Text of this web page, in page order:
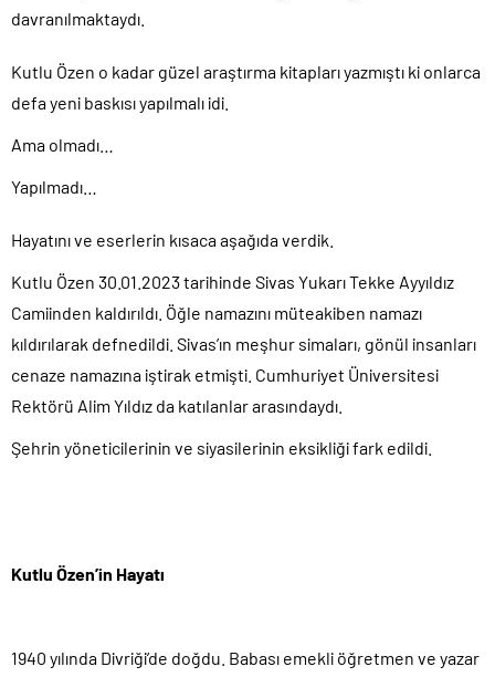
davranılmaktaydı.
Kutlu Özen o kadar güzel araştırma kitapları yazmıştı ki onlarca
defa yeni baskısı yapılmalı idi.
Ama olmadı…
Yapılmadı…
Hayatını ve eserlerin kısaca aşağıda verdik.
Kutlu Özen 30.01.2023 tarihinde Sivas Yukarı Tekke Ayyıldız
Camiinden kaldırıldı. Öğle namazını müteakiben namazı
kıldırılarak defnedildi. Sivas’ın meşhur simaları, gönül insanları
cenaze namazına iştirak etmişti. Cumhuriyet Üniversitesi
Rektörü Alim Yıldız da katılanlar arasındaydı.
Şehrin yöneticilerinin ve siyasilerinin eksikliği fark edildi.
Kutlu Özen’in Hayatı
1940 yılında Divriği’de doğdu. Babası emekli öğretmen ve yazar